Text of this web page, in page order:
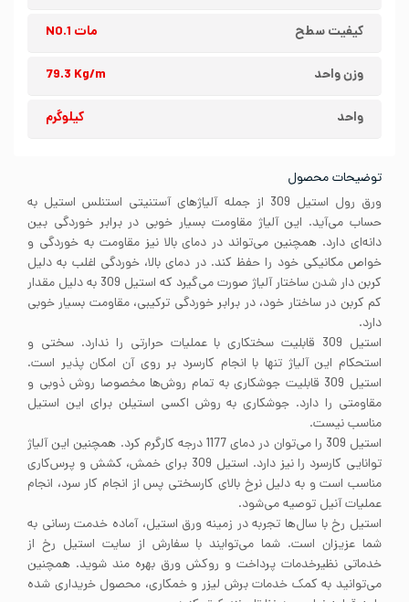
کیفیت سطح مات NO.1
وزن واحد 79.3 Kg/m
واحد کیلوگرم
توضیحات محصول
ورق رول استیل 309 از جمله آلیاژهای آستنیتی استنلس استیل به
حساب می‌آید. این آلیاژ مقاومت بسیار خوبی در برابر خوردگی بین
دانه‌ای دارد. همچنین می‌تواند در دمای بالا نیز مقاومت به خوردگی و
خواص مکانیکی خود را حفظ کند. در دمای بالا، خوردگی اغلب به دلیل
کربن دار شدن ساختار آلیاژ صورت می‌گیرد که استیل 309 به دلیل مقدار
کم کربن در ساختار خود، در برابر خوردگی ترکیبی، مقاومت بسیار خوبی
دارد.
استیل 309 قابلیت سختکاری با عملیات حرارتی را ندارد. سختی و
استحکام این آلیاژ تنها با انجام کارسرد بر روی آن امکان پذیر است.
استیل 309 قابلیت جوشکاری به تمام روش‌ها مخصوصا روش ذوبی و
مقاومتی را دارد. جوشکاری به روش اکسی استیلن برای این استیل
مناسب نیست.
استیل 309 را می‌توان در دمای 1177 درجه کارگرم کرد. همچنین این آلیاژ
توانایی کارسرد را نیز دارد. استیل 309 برای خمش، کشش و پرس‌کاری
مناسب است و به دلیل نرخ بالای کارسختی پس از انجام کار سرد، انجام
عملیات آنیل توصیه می‌شود.
استیل رخ با سال‌ها تجربه در زمینه ورق استیل، آماده خدمت رسانی به
شما عزیزان است. شما می‌توایند با سفارش از سایت استیل رخ از
خدماتی نظیرخدمات پرداخت و روکش ورق بهره مند شوید. همچنین
می‌توانید به کمک خدمات برش لیزر و خمکاری، محصول خریداری شده